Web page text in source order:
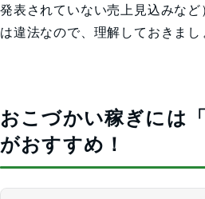
発表されていない売上見込みな
は違法なので、理解しておきまし
おこづかい稼ぎには
がおすすめ！